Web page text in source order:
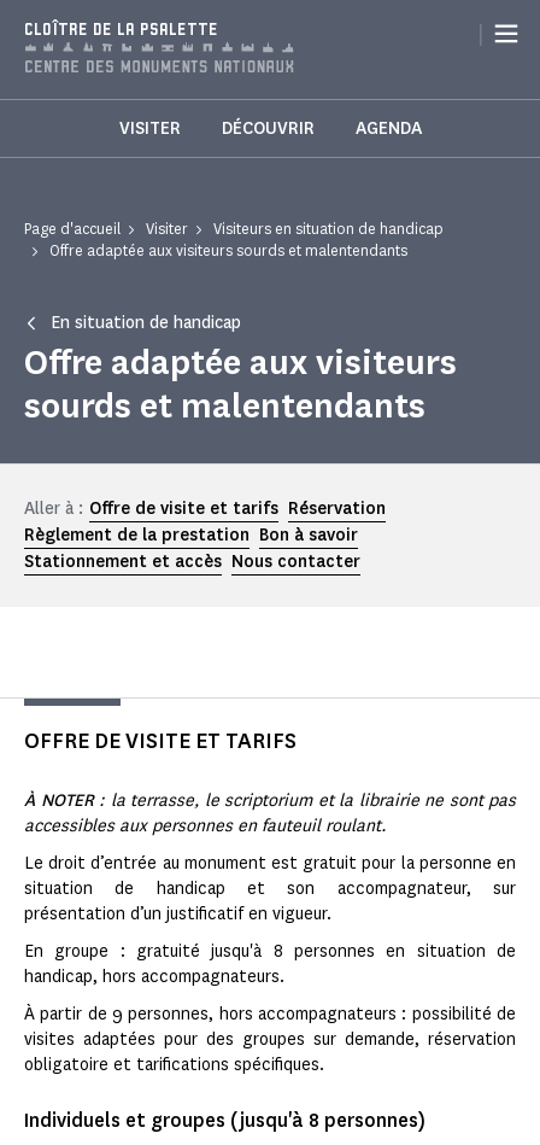
CLOÎTRE DE LA PSALETTE |
VISITER DÉCOUVRIR AGENDA
Page d'accueil Visiter
Visiteurs en situation de handicap
Offre adaptée aux visiteurs sourds et malentendants
En situation de handicap
Offre adaptée aux visiteurs
sourds et malentendants
Aller à : Offre de visite et tarifs Réservation
Règlement de la prestation Bon à savoir
Stationnement et accès Nous contacter
OFFRE DE VISITE ET TARIFS
À NOTER : la terrasse, le scriptorium et la librairie ne sont pas
accessibles aux personnes en fauteuil roulant.
Le droit d’entrée au monument est gratuit pour la personne en
situation de handicap et son accompagnateur, sur
présentation d’un justificatif en vigueur.
En groupe : gratuité jusqu'à 8 personnes en situation de
handicap, hors accompagnateurs.
À partir de 9 personnes, hors accompagnateurs : possibilité de
visites adaptées pour des groupes sur demande, réservation
obligatoire et tarifications spécifiques.
Individuels et groupes (jusqu'à 8 personnes)